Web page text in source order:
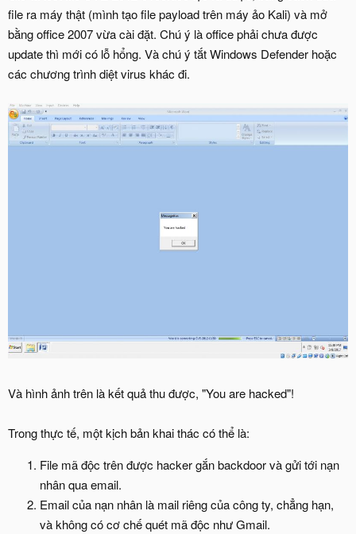
file ra máy thật (mình tạo file payload trên máy ảo Kali) và mở
bằng office 2007 vừa cài đặt. Chú ý là office phải chưa được
update thì mới có lỗ hổng. Và chú ý tắt Windows Defender hoặc
các chương trình diệt virus khác đi.
Và hình ảnh trên là kết quả thu được, "You are hacked"!
Trong thực tế, một kịch bản khai thác có thể là:
File mã độc trên được hacker gắn backdoor và gửi tới nạn
nhân qua email.
Email của nạn nhân là mail riêng của công ty, chẳng hạn,
và không có cơ chế quét mã độc như Gmail.